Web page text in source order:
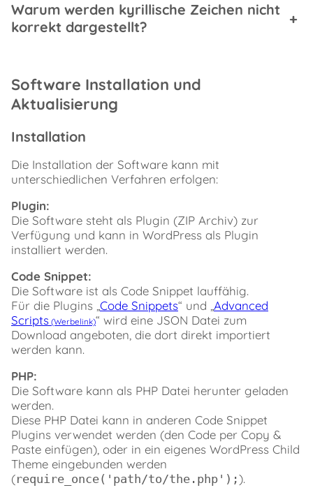
Warum werden kyrillische Zeichen nicht
korrekt dargestellt?
+
Software Installation und
Aktualisierung
Installation
Die Installation der Software kann mit
unterschiedlichen Verfahren erfolgen:
Plugin:
Die Software steht als Plugin (ZIP Archiv) zur
Verfügung und kann in WordPress als Plugin
installiert werden.
Code Snippet:
Die Software ist als Code Snippet lauffähig.
Für die Plugins „ Code Snippets“ und „ Advanced
Scripts
“ wird eine JSON Datei zum
Download angeboten, die dort direkt importiert
werden kann.
PHP:
Die Software kann als PHP Datei herunter geladen
werden.
Diese PHP Datei kann in anderen Code Snippet
Plugins verwendet werden (den Code per Copy &
Paste einfügen), oder in ein eigenes WordPress Child
Theme eingebunden werden
(require_once('path/to/the.php');).